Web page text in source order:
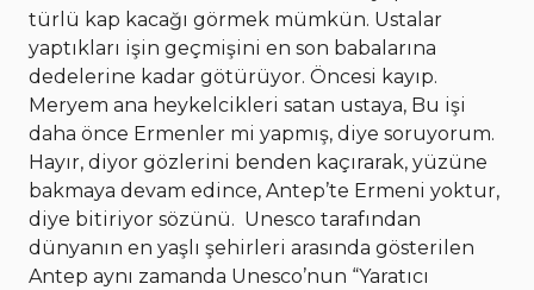
türlü kap kacağı görmek mümkün. Ustalar
yaptıkları işin geçmişini en son babalarına
dedelerine kadar götürüyor. Öncesi kayıp.
Meryem ana heykelcikleri satan ustaya, Bu işi
daha önce Ermenler mi yapmış, diye soruyorum.
Hayır, diyor gözlerini benden kaçırarak, yüzüne
bakmaya devam edince, Antep’te Ermeni yoktur,
diye bitiriyor sözünü. Unesco tarafından
dünyanın en yaşlı şehirleri arasında gösterilen
Antep aynı zamanda Unesco’nun “Yaratıcı